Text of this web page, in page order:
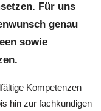
Für uns
genau
sowie
Kompetenzen –
hin zur fachkundigen